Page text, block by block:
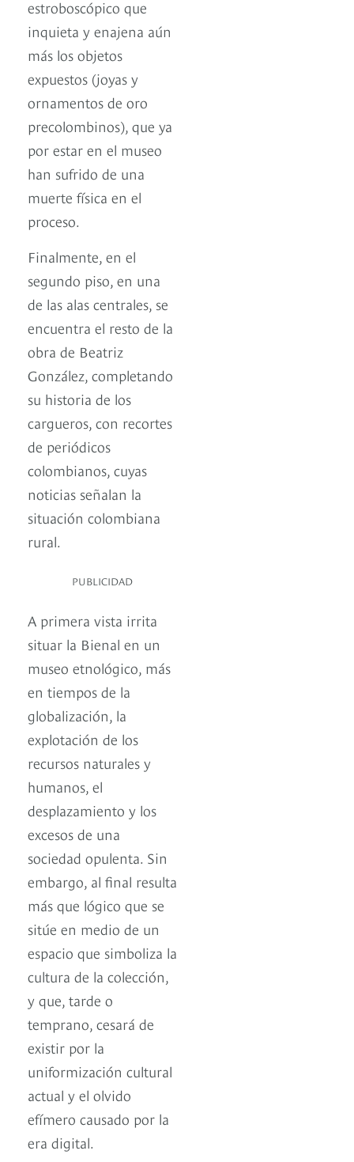
estroboscópico que
inquieta y enajena aún
más los objetos
expuestos (joyas y
ornamentos de oro
precolombinos), que ya
por estar en el museo
han sufrido de una
muerte física en el
proceso.
Finalmente, en el
segundo piso, en una
de las alas centrales, se
encuentra el resto de la
obra de Beatriz
González, completando
su historia de los
cargueros, con recortes
de periódicos
colombianos, cuyas
noticias señalan la
situación colombiana
rural.
PUBLICIDAD
A primera vista irrita
situar la Bienal en un
museo etnológico, más
en tiempos de la
globalización, la
explotación de los
recursos naturales y
humanos, el
desplazamiento y los
excesos de una
sociedad opulenta. Sin
embargo, al final resulta
más que lógico que se
sitúe en medio de un
espacio que simboliza la
cultura de la colección,
y que, tarde o
temprano, cesará de
existir por la
uniformización cultural
actual y el olvido
efímero causado por la
era digital.